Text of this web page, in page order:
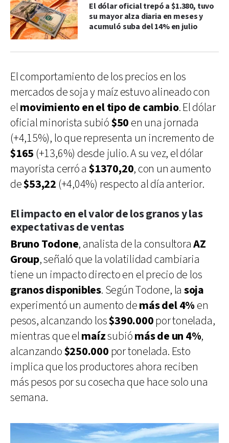
El dólar oficial trepó a $1.380, tuvo
su mayor alza diaria en meses y
acumuló suba del 14% en julio
El comportamiento de los precios en los
mercados de soja y maíz estuvo alineado con
elmovimiento en el tipo de cambio. El dólar
oficial minorista subió$50 en una jornada
(+4,15%), lo que representa un incremento de
$165 (+13,6%) desde julio. A su vez, el dólar
mayorista cerró a$1370,20, con un aumento
de$53,22 (+4,04%) respecto al día anterior.
El impacto en el valor de los granos y las
expectativas de ventas
Bruno Todone, analista de la consultoraAZ
Group, señaló que la volatilidad cambiaria
tiene un impacto directo en el precio de los
granos disponibles. Según Todone, la soja
experimentó un aumento demás del 4%en
pesos, alcanzando los$390.000por tonelada,
mientras que elmaízsubiómás de un 4%,
alcanzando$250.000 por tonelada. Esto
implica que los productores ahora reciben
más pesos por su cosecha que hace solo una
semana.